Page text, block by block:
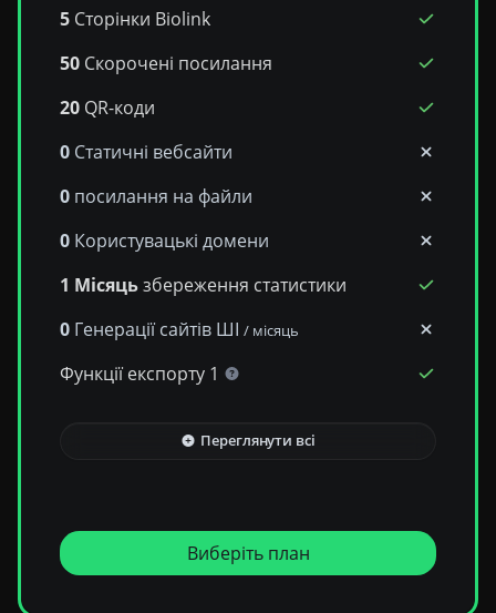
5 Сторінки Biolink
50 Скорочені посилання
20 QR-коди
0 Статичні вебсайти
0 посилання на файли
0 Користувацькі домени
1 Місяцьзбереження статистики
0 Генерації сайтів ШІ/ місяць
Функції експорту 1
Переглянути всі
Виберіть план